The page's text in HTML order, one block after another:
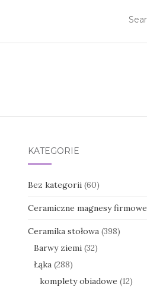
KATEGORIE
Bez kategorii (60)
Ceramiczne magnesy firmowe
Ceramika stołowa (398)
Barwy ziemi (32)
Łąka (288)
komplety obiadowe (12)